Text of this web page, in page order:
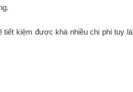
kiệm được khá nhiều chi phí tuy